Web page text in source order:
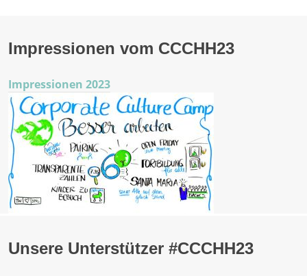
Impressionen vom CCCHH23
Impressionen 2023
Unsere Unterstützer #CCCHH23